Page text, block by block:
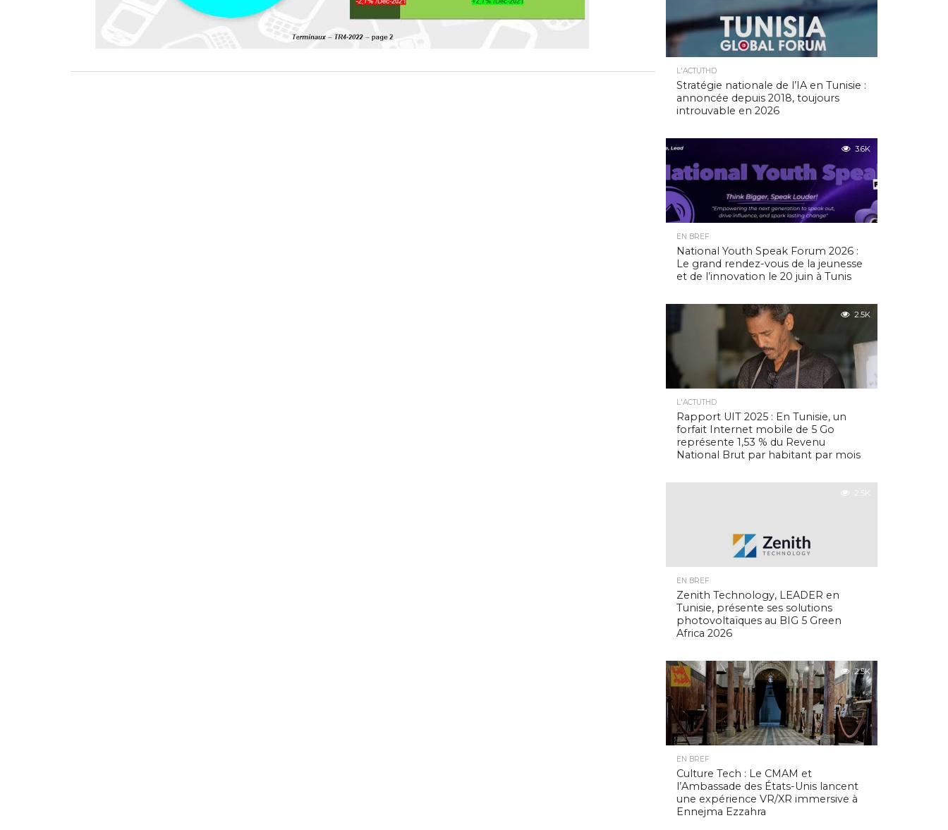
L'ACTUTHD
Stratégie nationale de l’IA en Tunisie :
annoncée depuis 2018, toujours
introuvable en 2026
3.6K
EN BREF
National Youth Speak Forum 2026 :
Le grand rendez-vous de la jeunesse
et de l’innovation le 20 juin à Tunis
2.5K
L'ACTUTHD
Rapport UIT 2025 : En Tunisie, un
forfait Internet mobile de 5 Go
représente 1,53 % du Revenu
National Brut par habitant par mois
2.5K
EN BREF
Zenith Technology, LEADER en
Tunisie, présente ses solutions
photovoltaïques au BIG 5 Green
Africa 2026
2.5K
EN BREF
Culture Tech : Le CMAM et
l’Ambassade des États-Unis lancent
une expérience VR/XR immersive à
Ennejma Ezzahra